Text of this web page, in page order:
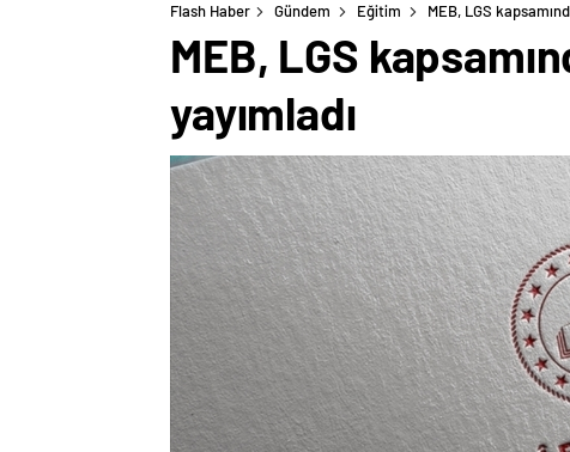
Flash Haber Gündem Eğitim MEB, LGS
MEB, LGS
yayımladı